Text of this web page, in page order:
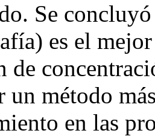
Se concluyó
es el
un método
en las